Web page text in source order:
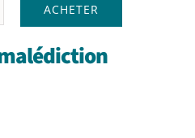
ACHETER